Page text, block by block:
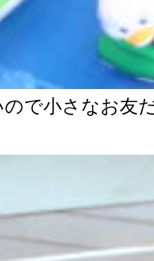
で小さなお友